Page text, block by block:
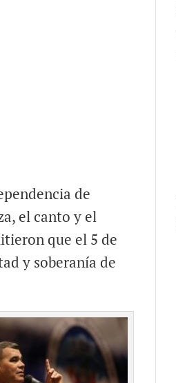
de
el canto y el
que el 5 de
y soberanía de